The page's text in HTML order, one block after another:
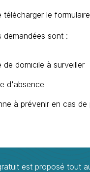
télécharger le
demandées sont :
de domicile à surveiller
d'absence
à prévenir en cas de
est proposé tout